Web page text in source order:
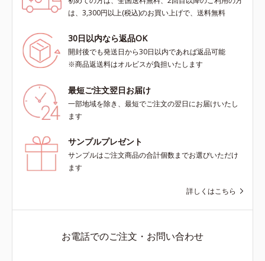
は、3,300円以上(税込)のお買い上げで、送料無料
30日以内なら返品OK
開封後でも発送日から30日以内であれば返品可能
※商品返送料はオルビスが負担いたします
最短ご注文翌日お届け
一部地域を除き、最短でご注文の翌日にお届けいたし
ます
サンプルプレゼント
サンプルはご注文商品の合計個数までお選びいただけ
ます
詳しくはこちら
お電話でのご注文・お問い合わせ